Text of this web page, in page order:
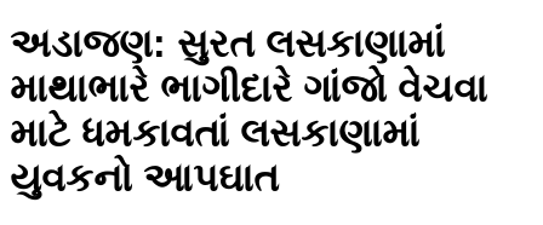
અડાજણ: સુરત લસકાણામાં
માથાભારે ભાગીદારે ગાંજો વેચવા
માટે ધમકાવતાં લસકાણામાં
યુવકનો આપઘાત